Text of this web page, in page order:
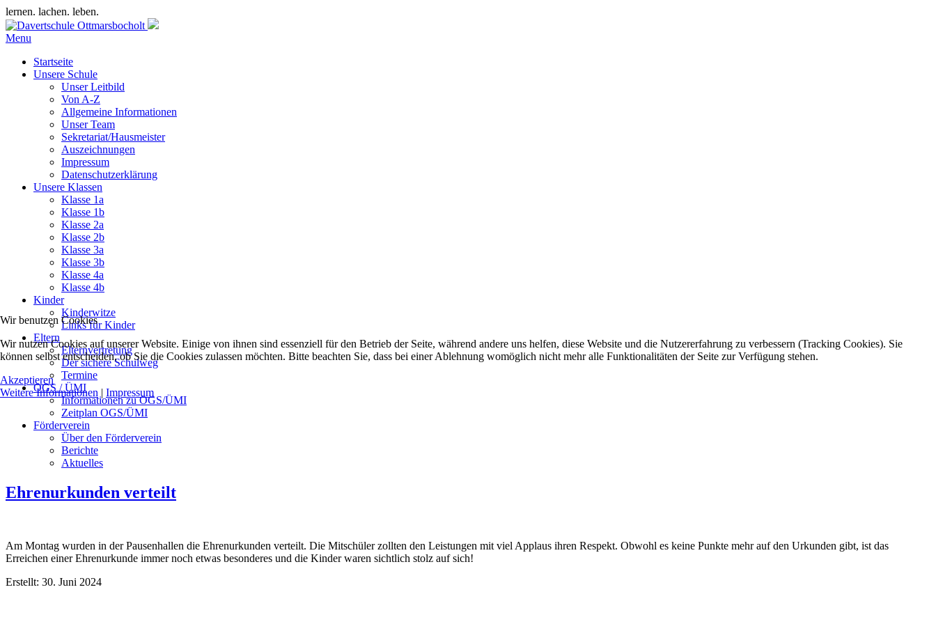
lernen. lachen. leben.
Menu
Startseite
Unsere Schule
Unser Leitbild
Von A-Z
Allgemeine Informationen
Unser Team
Sekretariat/Hausmeister
Auszeichnungen
Impressum
Datenschutzerklärung
Unsere Klassen
Klasse 1a
Klasse 1b
Klasse 2a
Klasse 2b
Klasse 3a
Klasse 3b
Klasse 4a
Klasse 4b
Kinder
Kinderwitze
Links für Kinder
Eltern
Elternvertretung
Der sichere Schulweg
Termine
OGS / ÜMI
Informationen zu OGS/ÜMI
Zeitplan OGS/ÜMI
Förderverein
Über den Förderverein
Berichte
Aktuelles
Ehrenurkunden verteilt
Am Montag wurden in der Pausenhallen die Ehrenurkunden verteilt. Die Mitschüler zollten den Leistungen mit viel Applaus ihren Respekt. Obwohl es keine Punkte mehr auf den Urkunden gibt, ist das
Erreichen einer Ehrenurkunde immer noch etwas besonderes und die Kinder waren sichtlich stolz auf sich!
Erstellt: 30. Juni 2024
Wir benutzen Cookies
Wir nutzen Cookies auf unserer Website. Einige von ihnen sind essenziell für den Betrieb der Seite, während andere uns helfen, diese Website und die Nutzererfahrung zu verbessern (Tracking Cookies). Sie
können selbst entscheiden, ob Sie die Cookies zulassen möchten. Bitte beachten Sie, dass bei einer Ablehnung womöglich nicht mehr alle Funktionalitäten der Seite zur Verfügung stehen.
Akzeptieren
Weitere Informationen | Impressum